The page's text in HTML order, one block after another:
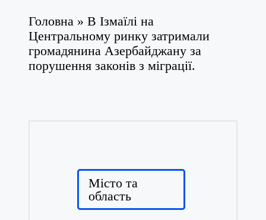
Головна » В Ізмаїлі на
Центральному ринку затримали
громадянина Азербайджану за
порушення законів з міграції.
Posted
Місто та
область